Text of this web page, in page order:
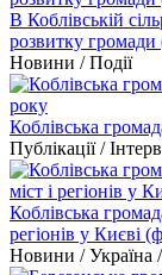
В Коблівській
розвитку громади
Новини / Події
Коблівська
Публікації /
Коблівська
регіонів у Києві
Новини / Україна /